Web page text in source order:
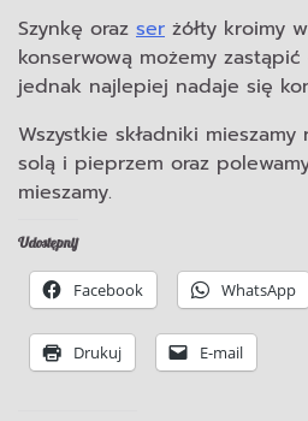
Szynkę oraz ser żółty kroimy
konserwową możemy
jednak najlepiej nadaje się
Wszystkie składniki
solą i pieprzem oraz
mieszamy.
Udostępnij
Facebook WhatsApp
Drukuj E-mail